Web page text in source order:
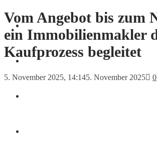
News
Vom Angebot bis zum
ein Immobilienmakler
Kaufprozess begleitet
5. November 2025, 14:145. November 2025 0